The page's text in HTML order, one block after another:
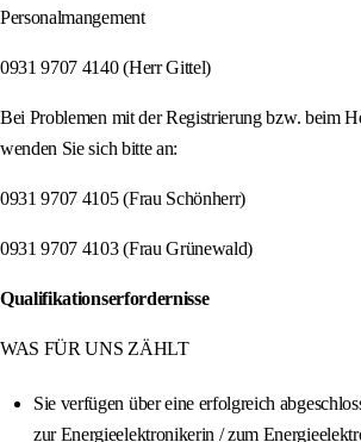
Personalmangement
0931 9707 4140 (Herr Gittel)
Bei Problemen mit der Registrierung bzw. beim
wenden Sie sich bitte an:
0931 9707 4105 (Frau Schönherr)
0931 9707 4103 (Frau Grünewald)
Qualifikationserfordernisse
WAS FÜR UNS ZÄHLT
Sie verfügen über eine erfolgreich
zur Energieelektronikerin / zum